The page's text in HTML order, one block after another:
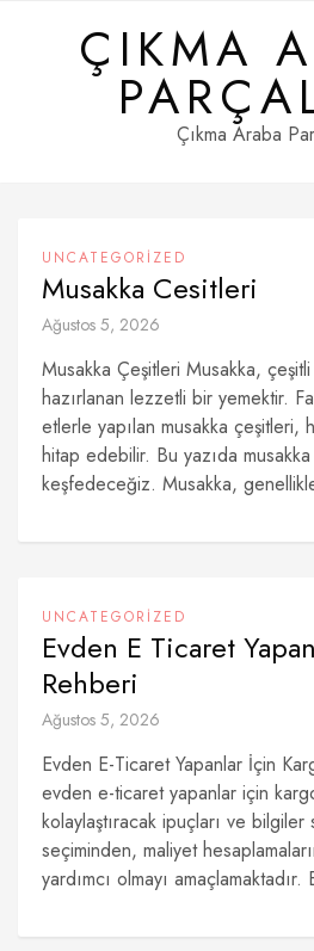
ÇIKMA
Çıkma Araba
UNCATEGORIZED
Musakka Cesitleri
Ağustos 5, 2026
Musakka Çeşitleri Musakka,
hazırlanan lezzetli bir yemektir.
etlerle yapılan musakka çeşitleri,
hitap edebilir. Bu yazıda
keşfedeceğiz. Musakka,
UNCATEGORIZED
Evden E Ticaret
Rehberi
Ağustos 5, 2026
Evden E-Ticaret Yapanlar İçin
evden e-ticaret yapanlar için
kolaylaştıracak ipuçları ve bilgiler
seçiminden, maliyet
yardımcı olmayı